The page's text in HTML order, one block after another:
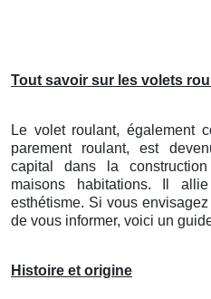
Tout savoir sur les volets
Le volet roulant, également
parement roulant, est
capital dans la
maisons habitations. Il
esthétisme. Si vous
de vous informer, voici un
Histoire et origine